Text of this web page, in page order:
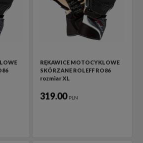
RĘKAWICE MOTOCYKLOWE
SKÓRZANE ROLEFF RO86
rozmiar XL
319.00 PLN